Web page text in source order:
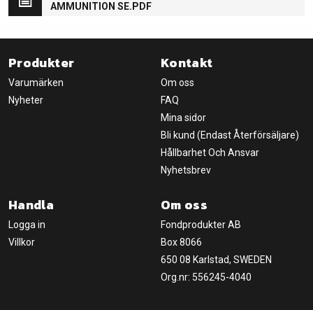
AMMUNITION SE.PDF
Produkter
Varumärken
Nyheter
Kontakt
Om oss
FAQ
Mina sidor
Bli kund (Endast Återförsäljare)
Hållbarhet Och Ansvar
Nyhetsbrev
Handla
Logga in
Villkor
Om oss
Fondprodukter AB
Box 8066
650 08 Karlstad, SWEDEN
Org.nr: 556245-4040